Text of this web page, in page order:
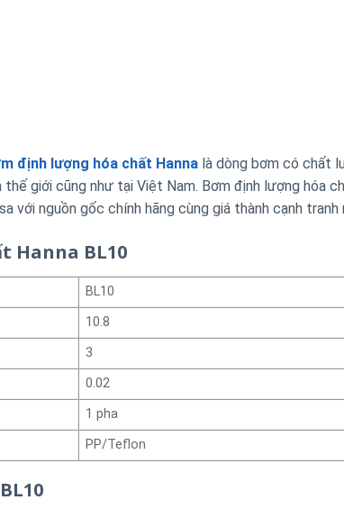
định lượng hóa chất Hanna là dòng bơm có chất
giới cũng như tại Việt Nam. Bơm định lượng hóa
với nguồn gốc chính hãng cùng giá thành cạnh tranh
Hanna BL10
BL10
10.8
3
0.02
1 pha
PP/Teflon